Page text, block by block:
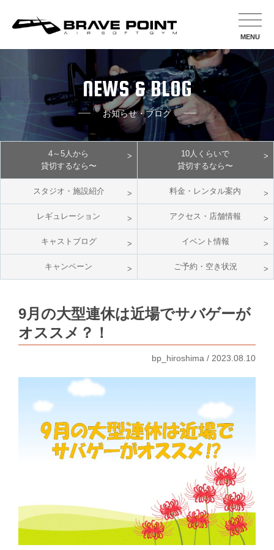
MENU
NEWS & BLOG
お知らせ・ブログ
4～5人から
貸切するなら〜
10人くらいで
貸切するなら〜
スタジオ・施設紹介 料金・レンタル案内
レギュレーション アクセス・店舗情報
キャストブログ イベント情報
キャンペーン ご予約・空き状況
9月の大型連休は近場でサバゲーが
オススメ？！
bp_hiroshima / 2023.08.10